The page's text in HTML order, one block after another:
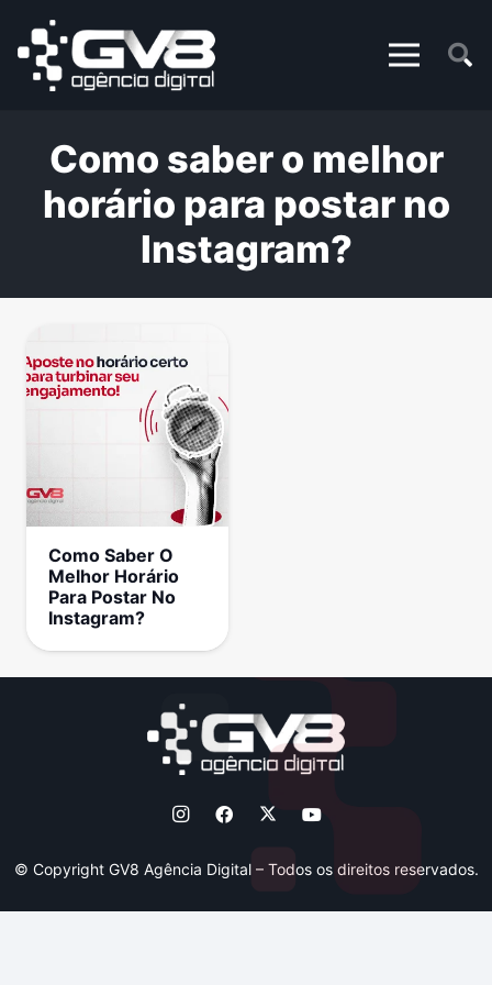
Como saber o melhor
horário para postar no
Instagram?
Como Saber O
Melhor Horário
Para Postar No
Instagram?
© Copyright GV8 Agência Digital – Todos os direitos reservados.